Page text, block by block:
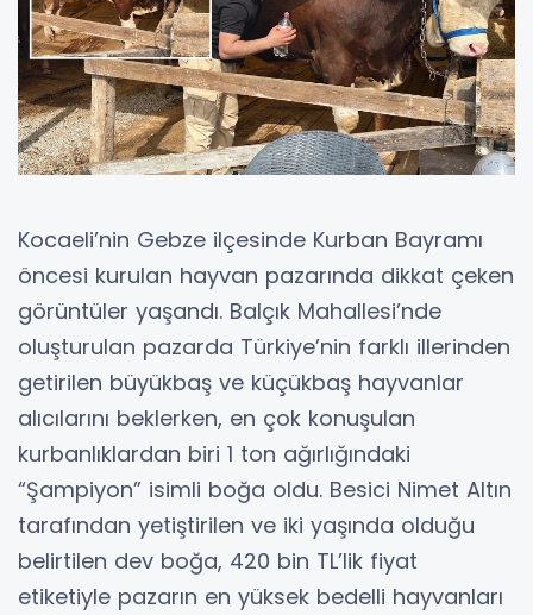
Kocaeli’nin Gebze ilçesinde Kurban Bayramı
öncesi kurulan hayvan pazarında dikkat çeken
görüntüler yaşandı. Balçık Mahallesi’nde
oluşturulan pazarda Türkiye’nin farklı illerinden
getirilen büyükbaş ve küçükbaş hayvanlar
alıcılarını beklerken, en çok konuşulan
kurbanlıklardan biri 1 ton ağırlığındaki
“Şampiyon” isimli boğa oldu. Besici Nimet Altın
tarafından yetiştirilen ve iki yaşında olduğu
belirtilen dev boğa, 420 bin TL’lik fiyat
etiketiyle pazarın en yüksek bedelli hayvanları